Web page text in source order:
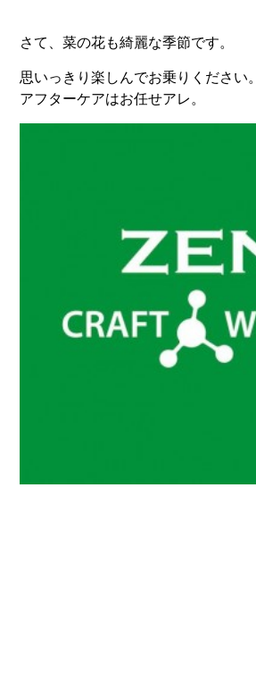
さて、菜の花も綺麗な季節です。
思いっきり楽しんでお乗りください。
アフターケアはお任せアレ。